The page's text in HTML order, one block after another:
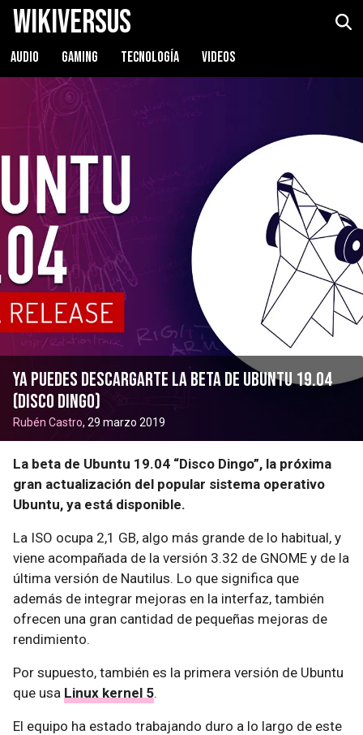
WikiVersus
AUDIO GAMING TECNOLOGÍA VIDEOS
Ya puedes descargarte la beta de Ubuntu 19.04
(Disco Dingo)
Rubén Castro, 29 marzo 2019
La beta de Ubuntu 19.04 “Disco Dingo”, la próxima
gran actualización del popular sistema operativo
Ubuntu, ya está disponible.
La ISO ocupa 2,1 GB, algo más grande de lo habitual, y
viene acompañada de la versión 3.32 de GNOME y de la
última versión de Nautilus. Lo que significa que
además de integrar mejoras en la interfaz, también
ofrecen una gran cantidad de pequeñas mejoras de
rendimiento.
Por supuesto, también es la primera versión de Ubuntu
que usa Linux kernel 5.
El equipo ha estado trabajando duro a lo largo de este